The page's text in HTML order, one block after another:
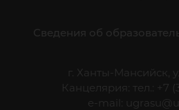
Сведения об
г. Ханты-Мансийск,
Канцелярия: тел.: +7
e-mail: